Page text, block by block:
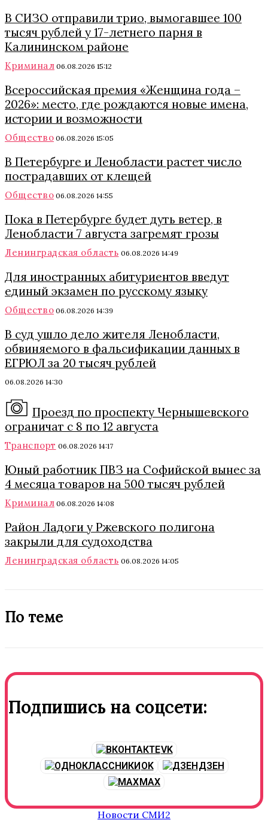
В СИЗО отправили трио, вымогавшее 100
тысяч рублей у 17-летнего парня в
Калининском районе
Криминал 06.08.2026 15:12
Всероссийская премия «Женщина года –
2026»: место, где рождаются новые имена,
истории и возможности
Общество 06.08.2026 15:05
В Петербурге и Ленобласти растет число
пострадавших от клещей
Общество 06.08.2026 14:55
Пока в Петербурге будет дуть ветер, в
Ленобласти 7 августа загремят грозы
Ленинградская область 06.08.2026 14:49
Для иностранных абитуриентов введут
единый экзамен по русскому языку
Общество 06.08.2026 14:39
В суд ушло дело жителя Ленобласти,
обвиняемого в фальсификации данных в
ЕГРЮЛ за 20 тысяч рублей
06.08.2026 14:30
Проезд по проспекту Чернышевского
ограничат с 8 по 12 августа
Транспорт 06.08.2026 14:17
Юный работник ПВЗ на Софийской вынес за
4 месяца товаров на 500 тысяч рублей
Криминал 06.08.2026 14:08
Район Ладоги у Ржевского полигона
закрыли для судоходства
Ленинградская область 06.08.2026 14:05
По теме
Подпишись на соцсети:
VK
OK
ДЗЕН
MAX
Новости СМИ2